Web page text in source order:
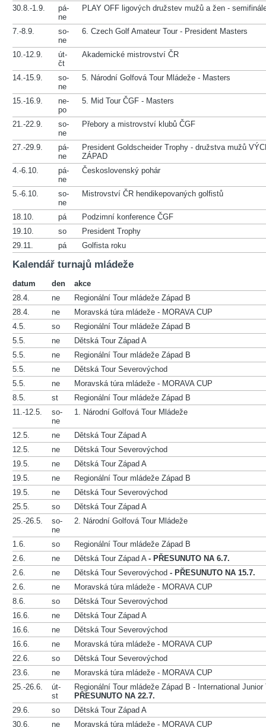
30.8.-1.9.
pá-
ne
PLAY OFF ligových družstev mužů a žen -
7.-8.9.
so-
ne
6. Czech Golf Amateur Tour - President Masters
10.-12.9.
út-
čt
Akademické mistrovství ČR
14.-15.9.
so-
ne
5. Národní Golfová Tour Mládeže - Masters
15.-16.9.
ne-
po
5. Mid Tour ČGF - Masters
21.-22.9.
so-
ne
Přebory a mistrovství klubů ČGF
27.-29.9.
pá-
ne
President Goldscheider Trophy - družstva mužů
ZÁPAD
4.-6.10.
pá-
ne
Československý pohár
5.-6.10.
so-
ne
Mistrovství ČR hendikepovaných golfistů
18.10. pá
Podzimní konference ČGF
19.10.
so
President Trophy
29.11.
pá Golfista roku
Kalendář turnajů mládeže
datum den
akce
28.4.
ne
Regionální Tour mládeže Západ B
28.4.
ne
Moravská túra mládeže - MORAVA CUP
4.5.
so
Regionální Tour mládeže Západ B
5.5.
ne
Dětská Tour Západ A
5.5.
ne
Regionální Tour mládeže Západ B
5.5.
ne
Dětská Tour Severovýchod
5.5.
ne
Moravská túra mládeže - MORAVA CUP
8.5.
st
Regionální Tour mládeže Západ B
11.-12.5.
so-
ne
1. Národní Golfová Tour Mládeže
12.5. ne
Dětská Tour Západ A
12.5.
ne
Dětská Tour Severovýchod
19.5.
ne
Dětská Tour Západ A
19.5.
ne
Regionální Tour mládeže Západ B
19.5.
ne
Dětská Tour Severovýchod
25.5.
so
Dětská Tour Západ A
25.-26.5.
so-
ne
2. Národní Golfová Tour Mládeže
1.6. so
Regionální Tour mládeže Západ B
2.6.
ne Dětská Tour Západ A - PŘESUNUTO NA 6.7.
2.6.
ne Dětská Tour Severovýchod - PŘESUNUTO NA 15.7.
2.6.
ne
Moravská túra mládeže - MORAVA CUP
8.6.
so
Dětská Tour Severovýchod
16.6.
ne
Dětská Tour Západ A
16.6.
ne
Dětská Tour Severovýchod
16.6.
ne
Moravská túra mládeže - MORAVA CUP
22.6.
so
Dětská Tour Severovýchod
23.6.
ne
Moravská túra mládeže - MORAVA CUP
25.-26.6.
út-
st
Regionální Tour mládeže Západ B - International
PŘESUNUTO NA 22.7.
29.6.
so
Dětská Tour Západ A
30.6.
ne
Moravská túra mládeže - MORAVA CUP